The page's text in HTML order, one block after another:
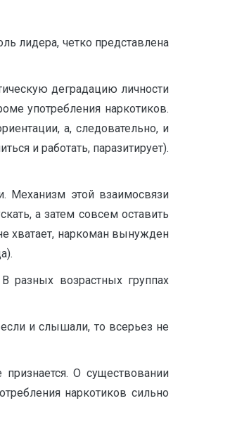
лидера, четко представлена
деградацию личности
употребления наркотиков.
а, следовательно, и
и работать, паразитирует).
Механизм этой взаимосвязи
а затем совсем оставить
хватает, наркоман вынужден
разных возрастных группах
и слышали, то всерьез не
О существовании
наркотиков сильно